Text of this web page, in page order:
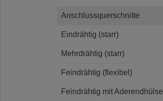
Anschlussquerschnitte
Eindrähtig (starr)
Mehrdrähtig (starr)
Feindrähtig (flexibel)
Feindrähtig mit Aderendhülse